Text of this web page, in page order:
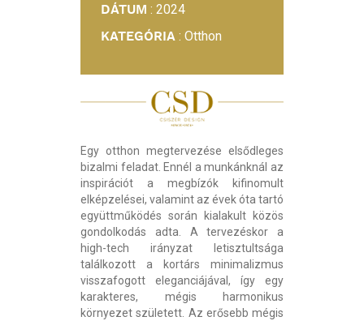
DÁTUM : 2024
KATEGÓRIA : Otthon
Egy otthon megtervezése elsődleges
bizalmi feladat. Ennél a munkánknál az
inspirációt a megbízók kifinomult
elképzelései, valamint az évek óta tartó
együttműködés során kialakult közös
gondolkodás adta. A tervezéskor a
high-tech irányzat letisztultsága
találkozott a kortárs minimalizmus
visszafogott eleganciájával, így egy
karakteres, mégis harmonikus
környezet született. Az erősebb mégis